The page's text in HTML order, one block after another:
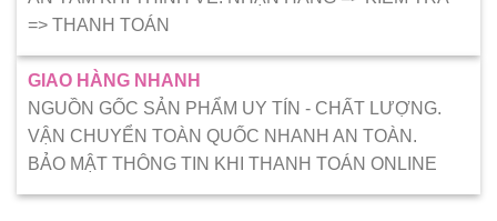
=> THANH TOÁN
GIAO HÀNG NHANH
NGUỒN GỐC SẢN PHẨM UY TÍN - CHẤT LƯỢNG.
VẬN CHUYỂN TOÀN QUỐC NHANH AN TOÀN.
BẢO MẬT THÔNG TIN KHI THANH TOÁN ONLINE